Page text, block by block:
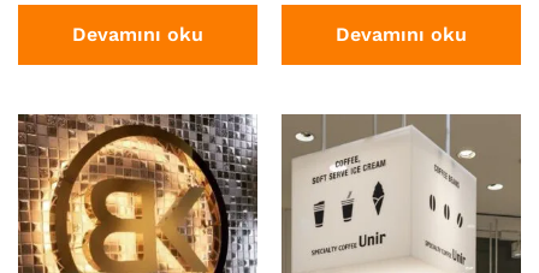
Devamını oku Devamını oku